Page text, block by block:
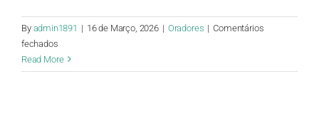
By admin1891 | 16 de Março, 2026 | Oradores | Comentários
fechadosem
Como
atualizar
Read More